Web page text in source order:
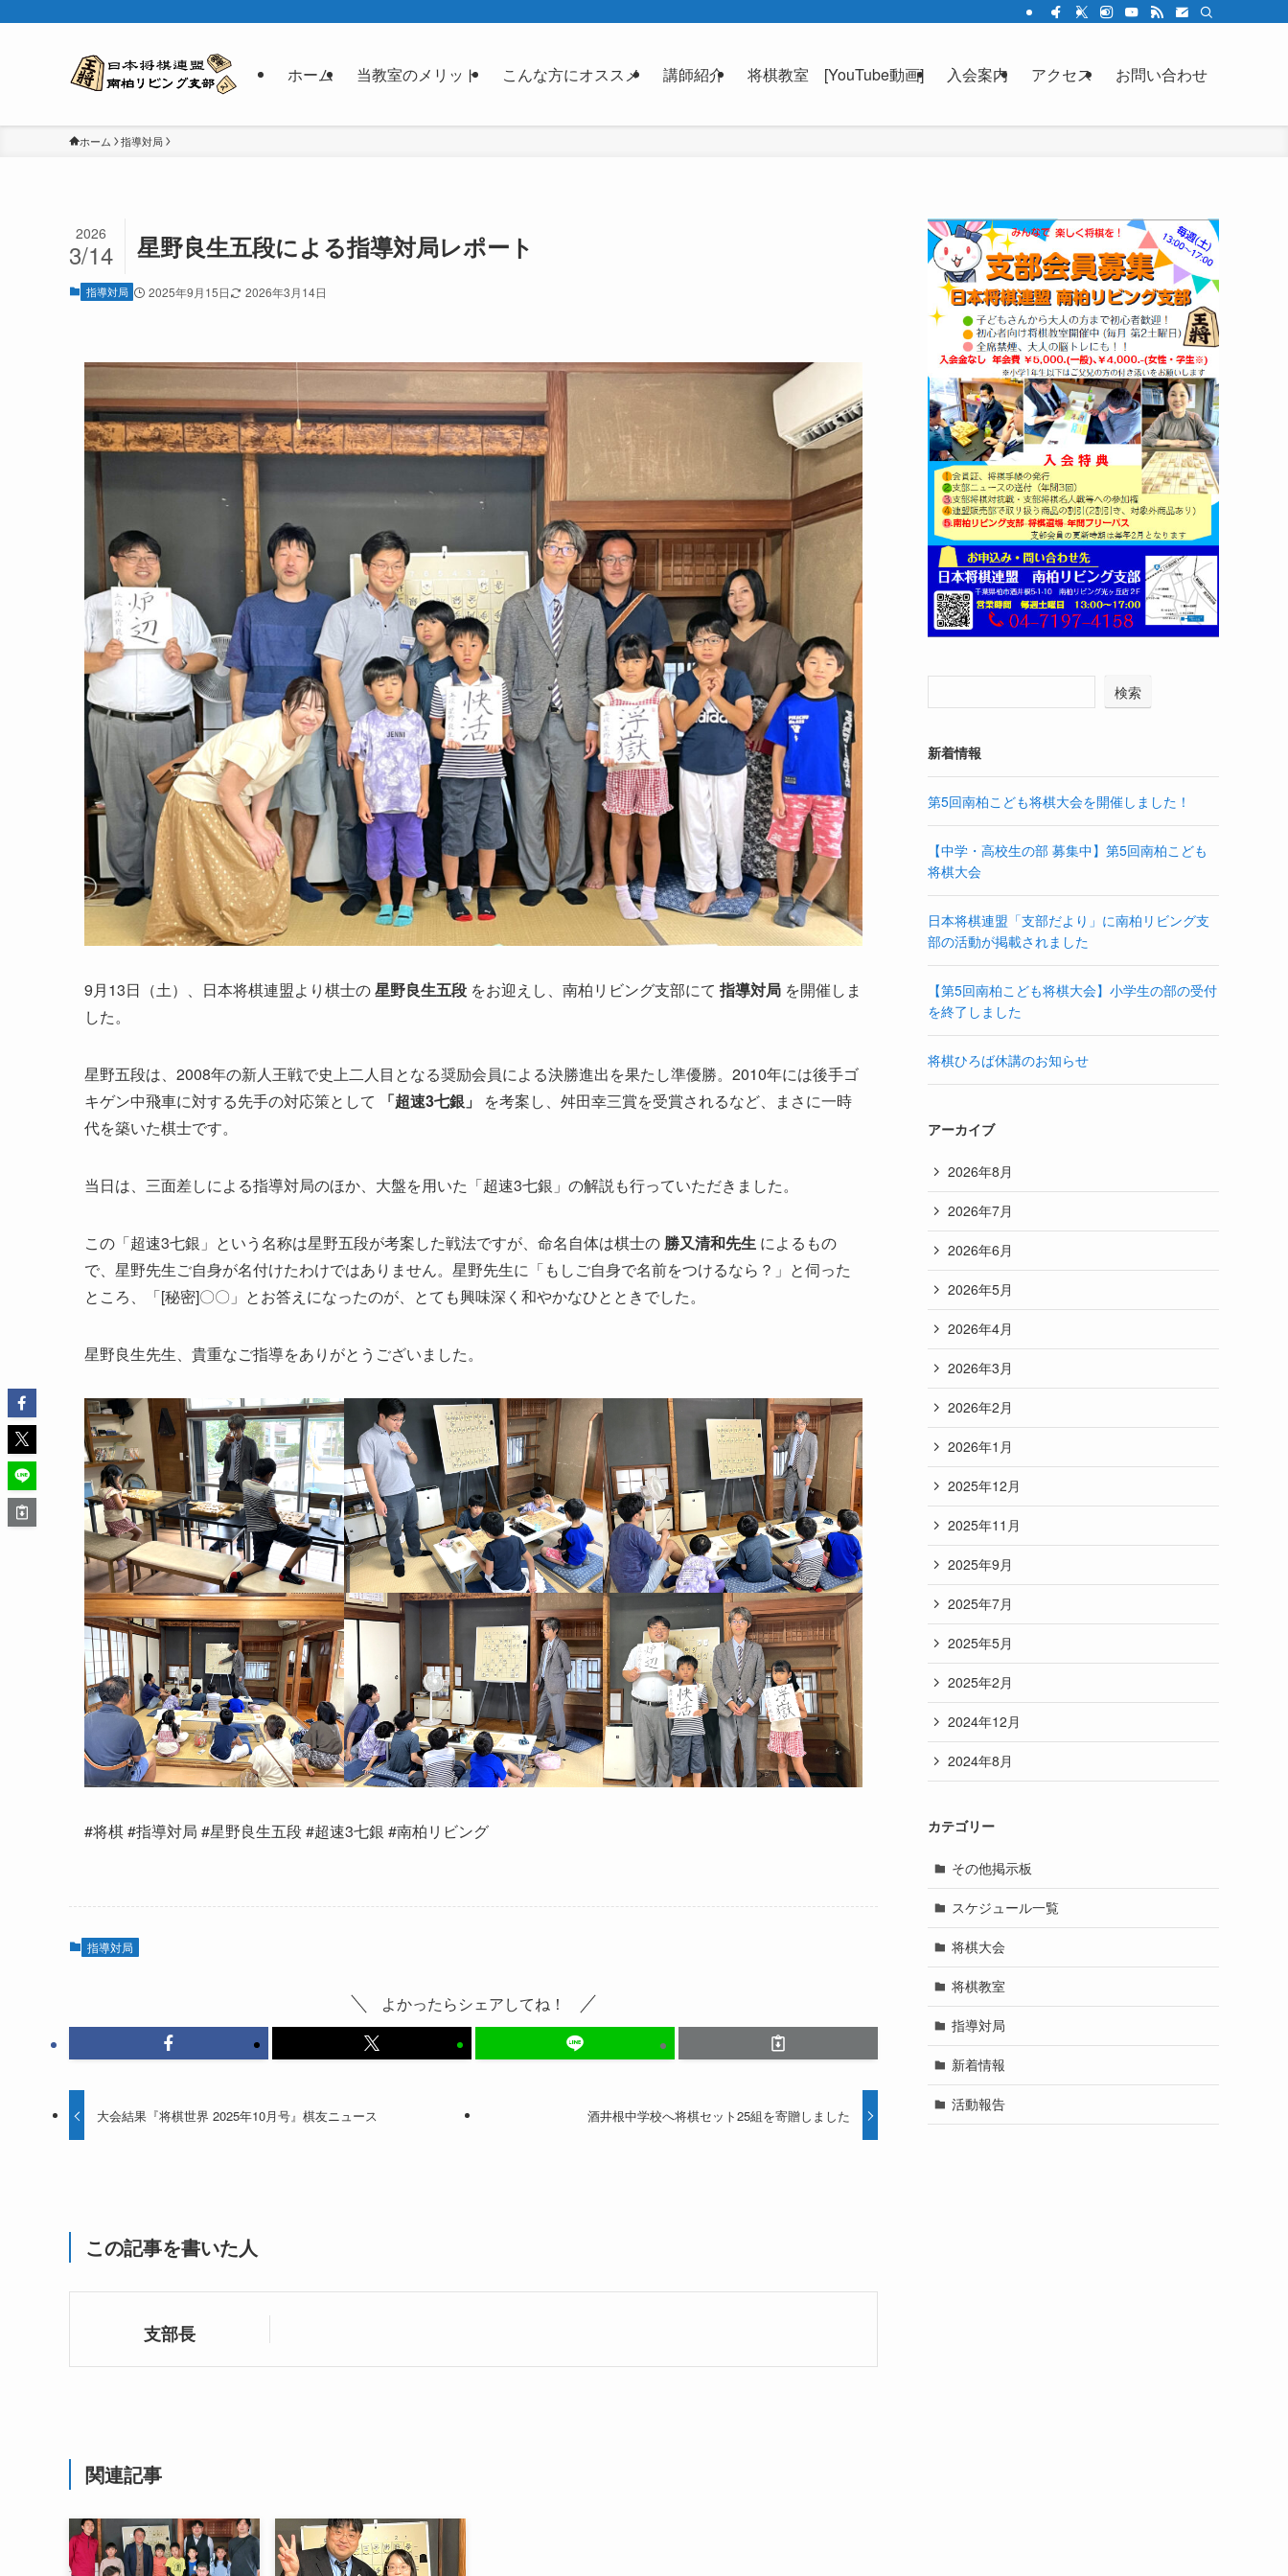
ホーム 当教室のメリット こんな方にオススメ 講師紹介 将棋教室 [YouTube動画] 入会案内 アクセス お問い合わせ
ホーム 指導対局
星野良生五段による指導対局レポート
2026
3/14
指導対局 2025年9月15日 2026年3月14日
9月13日（土）、日本将棋連盟より棋士の星野良生五段 をお迎えし、南柏リビング支部にて 指導対局 を開催しま
した。
星野五段は、2008年の新人王戦で史上二人目となる奨励会員による決勝進出を果たし準優勝。2010年には後手ゴ
キゲン中飛車に対する先手の対応策として
「超速3七銀」
を考案し、舛田幸三賞を受賞されるなど、まさに一時
代を築いた棋士です。
当日は、三面差しによる指導対局のほか、大盤を用いた「超速3七銀」の解説も行っていただきました。
この「超速3七銀」という名称は星野五段が考案した戦法ですが、命名自体は棋士の 勝又清和先生 によるもの
で、星野先生ご自身が名付けたわけではありません。星野先生に「もしご自身で名前をつけるなら？」と伺った
ところ、「[秘密]〇〇」とお答えになったのが、とても興味深く和やかなひとときでした。
星野良生先生、貴重なご指導をありがとうございました。
#将棋 #指導対局 #星野良生五段 #超速3七銀 #南柏リビング
指導対局
よかったらシェアしてね！
大会結果『将棋世界 2025年10月号』棋友ニュース 酒井根中学校へ将棋セット25組を寄贈しました
この記事を書いた人
支部長
関連記事
検索
新着情報
第5回南柏こども将棋大会を開催しました！
【中学・高校生の部 募集中】第5回南柏こども
将棋大会
日本将棋連盟「支部だより」に南柏リビング支
部の活動が掲載されました
【第5回南柏こども将棋大会】小学生の部の受付
を終了しました
将棋ひろば休講のお知らせ
アーカイブ
2026年8月
2026年7月
2026年6月
2026年5月
2026年4月
2026年3月
2026年2月
2026年1月
2025年12月
2025年11月
2025年9月
2025年7月
2025年5月
2025年2月
2024年12月
2024年8月
カテゴリー
その他掲示板
スケジュール一覧
将棋大会
将棋教室
指導対局
新着情報
活動報告